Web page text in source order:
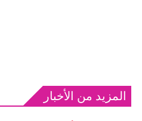
المزيد من الأخبار